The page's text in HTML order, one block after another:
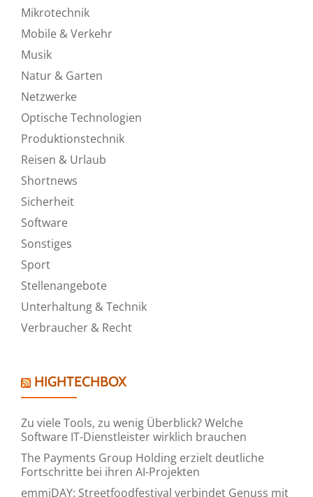
Mikrotechnik
Mobile & Verkehr
Musik
Natur & Garten
Netzwerke
Optische Technologien
Produktionstechnik
Reisen & Urlaub
Shortnews
Sicherheit
Software
Sonstiges
Sport
Stellenangebote
Unterhaltung & Technik
Verbraucher & Recht
HIGHTECHBOX
Zu viele Tools, zu wenig Überblick? Welche
Software IT-Dienstleister wirklich brauchen
The Payments Group Holding erzielt deutliche
Fortschritte bei ihren AI-Projekten
emmiDAY: Streetfoodfestival verbindet Genuss mit